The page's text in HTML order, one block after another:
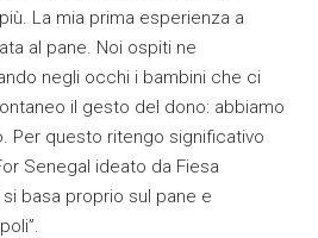
La mia prima esperienza a
al pane. Noi ospiti ne
negli occhi i bambini che ci
il gesto del dono: abbiamo
Per questo ritengo significativo
Senegal ideato da Fiesa
basa proprio sul pane e